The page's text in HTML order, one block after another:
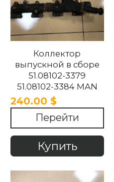
Коллектор
выпускной в сборе
51.08102-3379
51.08102-3384 MAN
TGA /TGS / TGX / RVI /
MAGNUM / NEOPLAN
2017-2021
240.00 $
Перейти
Купить